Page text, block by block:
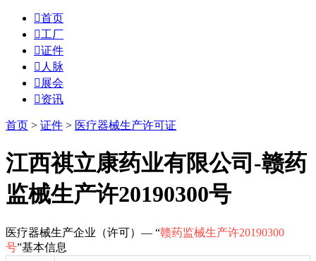
首页
工厂
证件
 人脉
 展会
资讯
首页 > 证件 > 医疗器械生产许可证
江西祺立康药业有限公司-赣药
监械生产许20190300号
医疗器械生产企业（许可）— “赣药监械生产许20190300
号”基本信息